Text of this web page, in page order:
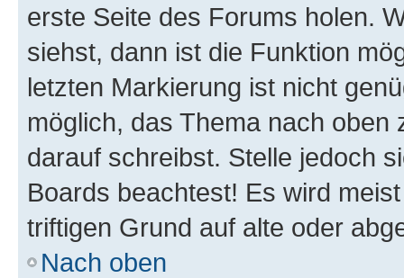
erste Seite des Forums holen.
siehst, dann ist die Funktion
letzten Markierung ist nicht
möglich, das Thema nach oben
darauf schreibst. Stelle jedoch
Boards beachtest! Es wird
triftigen Grund auf alte oder
Nach oben